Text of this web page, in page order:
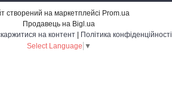
створений на маркетплейсі Prom.ua
Продавець на Bigl.ua
на контент
Політика конфіденційності
Select Language ▼